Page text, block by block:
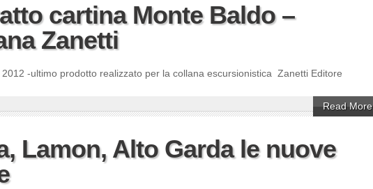
cartina Monte Baldo –
Zanetti
2012 -ultimo prodotto realizzato per la collana escursionistica Zanetti Editore
Read More
Lamon, Alto Garda le nuove